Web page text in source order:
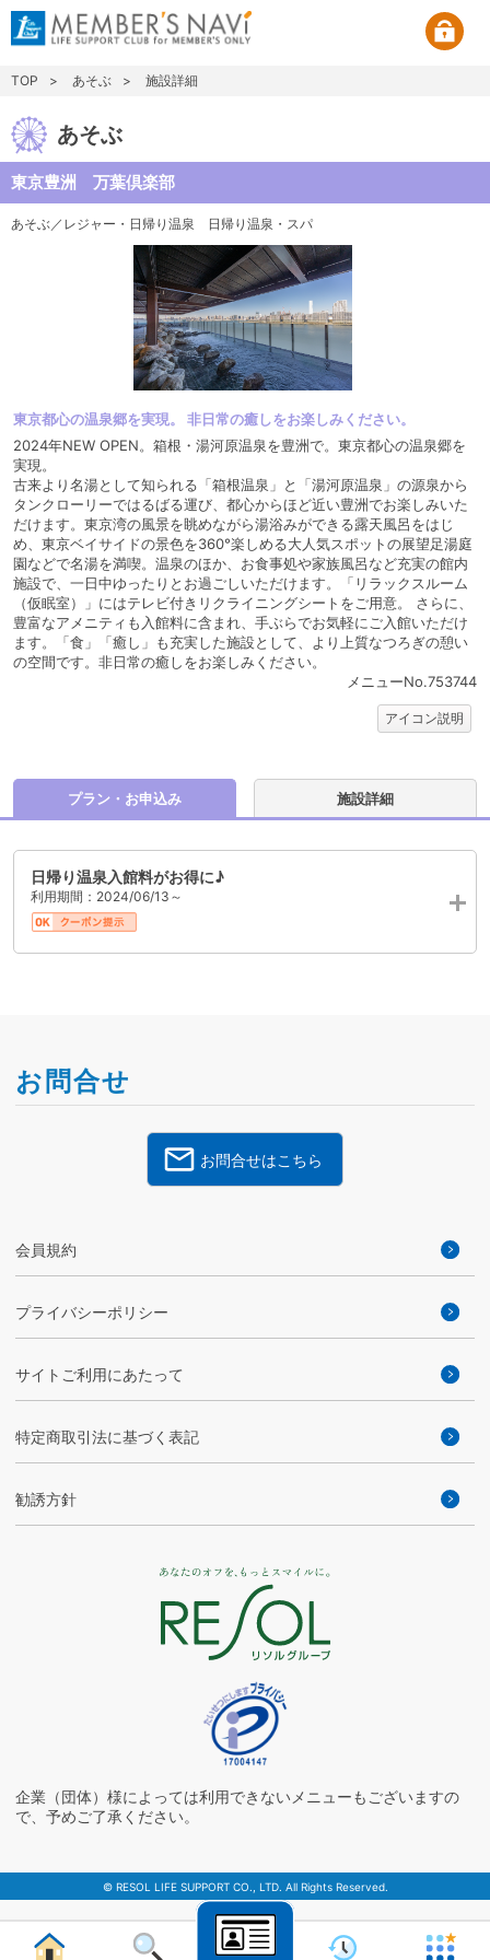
TOP あそぶ 施設詳細
あそぶ
東京豊洲 万葉倶楽部
あそぶ／レジャー・日帰り温泉 日帰り温泉・スパ
東京都心の温泉郷を実現。 非日常の癒しをお楽しみください。
2024年NEW OPEN。箱根・湯河原温泉を豊洲で。東京都心の温泉郷を
実現。
古来より名湯として知られる「箱根温泉」と「湯河原温泉」の源泉から
タンクローリーではるばる運び、都心からほど近い豊洲でお楽しみいた
だけます。東京湾の風景を眺めながら湯浴みができる露天風呂をはじ
め、東京ベイサイドの景色を360°楽しめる大人気スポットの展望足湯庭
園などで名湯を満喫。温泉のほか、お食事処や家族風呂など充実の館内
施設で、一日中ゆったりとお過ごしいただけます。「リラックスルーム
（仮眠室）」にはテレビ付きリクライニングシートをご用意。 さらに、
豊富なアメニティも入館料に含まれ、手ぶらでお気軽にご入館いただけ
ます。「食」「癒し」も充実した施設として、より上質なつろぎの憩い
の空間です。非日常の癒しをお楽しみください。
メニューNo.753744
アイコン説明
プラン・お申込み 施設詳細
日帰り温泉入館料がお得に♪
利用期間：2024/06/13～
お問合せ
お問合せはこちら
会員規約
プライバシーポリシー
サイトご利用にあたって
特定商取引法に基づく表記
勧誘方針
企業（団体）様によっては利用できないメニューもございますの
で、予めご了承ください。
© RESOL LIFE SUPPORT CO., LTD. All Rights Reserved.